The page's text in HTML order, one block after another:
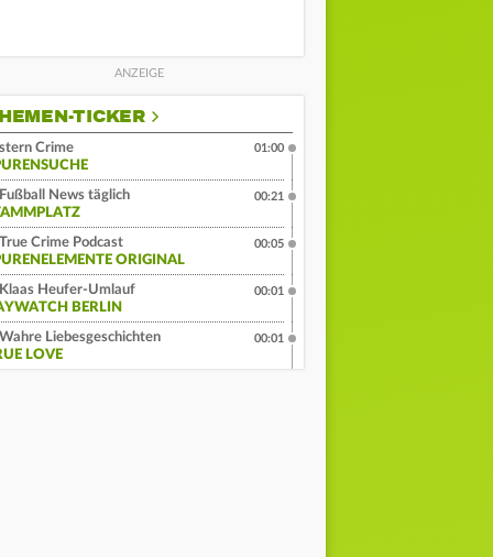
TICKER
stern Crime
01:00
Fußball News täglich
00:21
True Crime Podcast
ORIGINAL
00:05
Klaas Heufer-Umlauf
BERLIN
00:01
Wahre Liebesgeschichten
LOVE
00:01